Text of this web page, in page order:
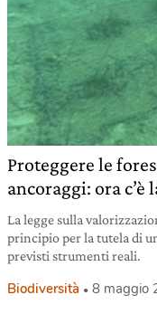
Proteggere le
ancoraggi: ora c’è
La legge sulla
principio per la tutela di
previsti strumenti reali.
Biodiversità 8 maggio